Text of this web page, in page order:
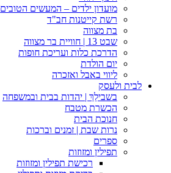
מועדון ילדים – המעשים הטובים
רשת קייטנות חב"ד
בת מצווה
שבט 13 | חוויית בר מצווה
הדרכת כלות ועריכת חופות​
יום הולדת
ליווי באבל ואזכרה
לבית ולעסק
בשבילֵךְ | יהדות בבית ובמשפחה
הכשרת מטבח
חנוכת הבית
נרות שבת | זמנים וברכות
ספרים
תפילין ומזוזות
רכישת תפילין ומזוזות